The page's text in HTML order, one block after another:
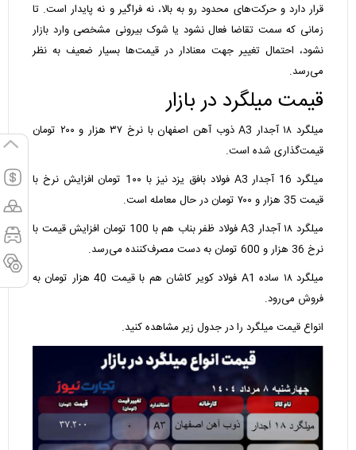
قرار دارد و حرکت‌های محدود رو به بالا، نه فراگیر و نه پایدار است. تا
زمانی که سمت تقاضا فعال نشود یا شوک بیرونی مشخصی وارد بازار
نشود، احتمال تغییر جهت معنادار در قیمت‌ها بسیار ضعیف به نظر
می‌رسد.
قیمت میلگرد در بازار
میلگرد ۱۸ آجدار A3 ذوب آهن اصفهان با نرخ ۳۷ هزار و ۲۰۰ تومان
قیمت‌گذاری شده است.
میلگرد 16 آجدار A3 فولاد بافق یزد نیز با 1۰۰ تومان افزایش نرخ با
قیمت 35 هزار و ۷۰۰ تومان در حال معامله است.
میلگرد ۱۸ آجدار A3 فولاد ظفر بناب هم با 100 تومان افزایش قیمت با
نرخ 36 هزار و 600 تومان به دست مصرف‌کننده می‌‌رسد.
میلگرد ۱۸ ساده A1 فولاد کویر کاشان هم با قیمت 40 هزار تومان به
فروش می‌رود.
انواع قیمت میلگرد را در جدول زیر مشاهده کنید.